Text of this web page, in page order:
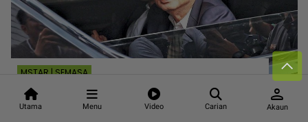
Utama Menu Video Carian
person
Akaun
MSTAR | SEMASA
Ismail Sabri jalani prosedur pasang
perentak jantung petang Jumaat...